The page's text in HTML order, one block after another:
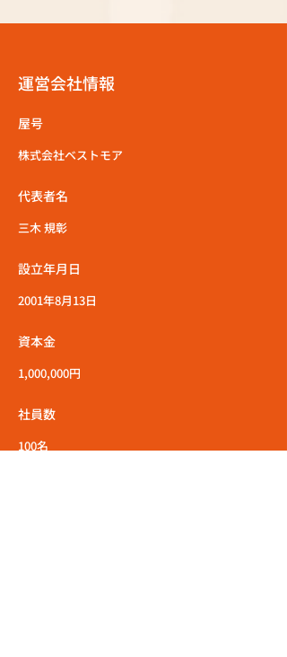
運営会社情報
屋号
株式会社ベストモア
代表者名
三木 規彰
設立年月日
2001年8月13日
資本金
1,000,000円
社員数
100名